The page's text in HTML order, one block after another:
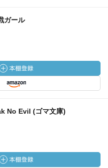
ガール
No Evil (ゴマ文庫)